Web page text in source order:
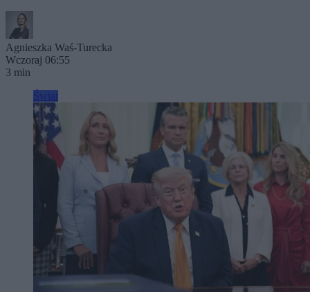
Agnieszka Waś-Turecka
Wczoraj 06:55
3 min